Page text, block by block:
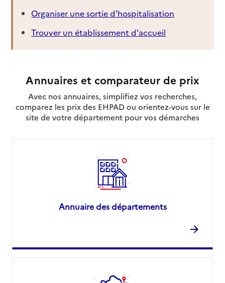
Organiser une sortie d'hospitalisation
Trouver un établissement d'accueil
Annuaires et comparateur de prix
Avec nos annuaires, simplifiez vos recherches,
comparez les prix des EHPAD ou orientez-vous sur le
site de votre département pour vos démarches
Annuaire des départements